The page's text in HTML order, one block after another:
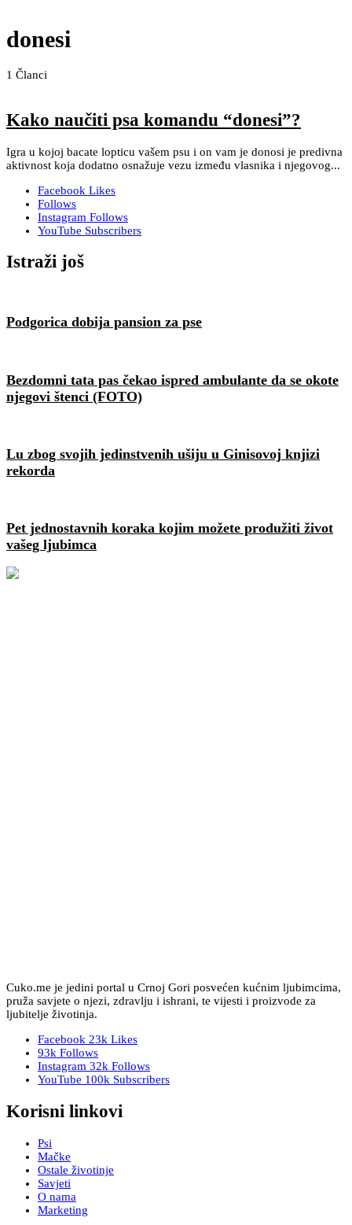
donesi
1 Članci
Kako naučiti psa komandu “donesi”?
Igra u kojoj bacate lopticu vašem psu i on vam je donosi je predivna
aktivnost koja dodatno osnažuje vezu između vlasnika i njegovog...
Facebook Likes
Follows
Instagram Follows
YouTube Subscribers
Istraži još
Podgorica dobija pansion za pse
Bezdomni tata pas čekao ispred ambulante da se okote
njegovi štenci (FOTO)
Lu zbog svojih jedinstvenih ušiju u Ginisovoj knjizi
rekorda
Pet jednostavnih koraka kojim možete produžiti život
vašeg ljubimca
Cuko.me je jedini portal u Crnoj Gori posvećen kućnim ljubimcima,
pruža savjete o njezi, zdravlju i ishrani, te vijesti i proizvode za
ljubitelje životinja.
Facebook 23k Likes
93k Follows
Instagram 32k Follows
YouTube 100k Subscribers
Korisni linkovi
Psi
Mačke
Ostale životinje
Savjeti
O nama
Marketing